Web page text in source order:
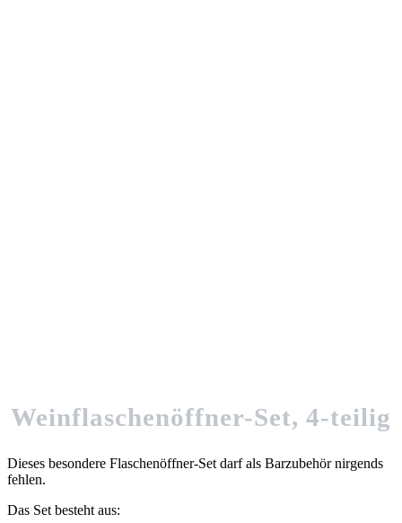
Weinflaschenöffner-Set, 4-teilig
Dieses besondere Flaschenöffner-Set darf als Barzubehör nirgends
fehlen.
Das Set besteht aus: